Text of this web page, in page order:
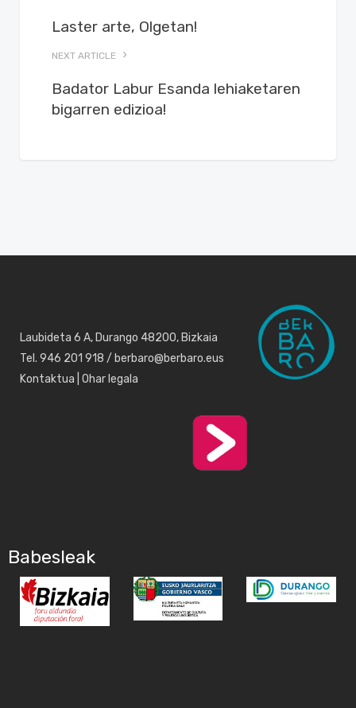
Laster arte, Olgetan!
NEXT ARTICLE
Badator Labur Esanda lehiaketaren
bigarren edizioa!
Laubideta 6 A, Durango 48200, Bizkaia
Tel. 946 201 918 / berbaro@berbaro.eus
Kontaktua Ohar legala
Babesleak